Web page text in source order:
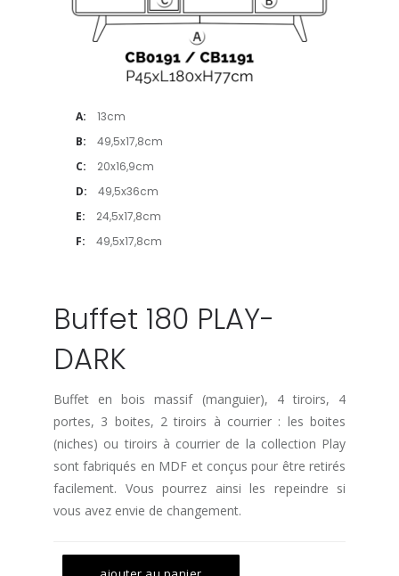
A:
13cm
B:
49,5x17,8cm
C:
20x16,9cm
D:
49,5x36cm
E:
24,5x17,8cm
F:
49,5x17,8cm
Buffet 180 PLAY-
DARK
Buffet en bois massif (manguier), 4 tiroirs, 4
portes, 3 boites, 2 tiroirs à courrier : les boites
(niches) ou tiroirs à courrier de la collection Play
sont fabriqués en MDF et conçus pour être retirés
facilement. Vous pourrez ainsi les repeindre si
vous avez envie de changement.